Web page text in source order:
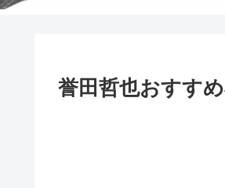
誉田哲也おすす